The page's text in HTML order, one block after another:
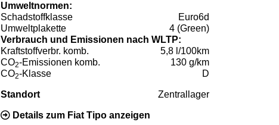
Umweltnormen:
Schadstoffklasse
Euro6d
Umweltplakette
4 (Green)
Verbrauch und Emissionen nach WLTP:
Kraftstoffverbr. komb.
5,8 l/100km
CO2-Emissionen komb.
130 g/km
CO2-Klasse D
Standort Zentrallager
Details zum Fiat Tipo anzeigen